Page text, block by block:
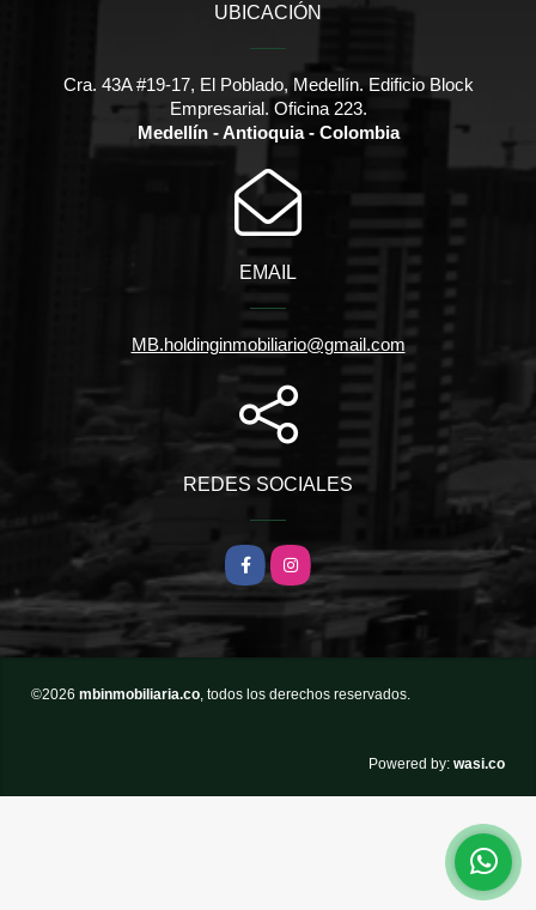
UBICACIÓN
Cra. 43A #19-17, El Poblado, Medellín. Edificio Block
Empresarial. Oficina 223.
Medellín - Antioquia - Colombia
EMAIL
MB.holdinginmobiliario@gmail.com
REDES SOCIALES
FacebookInstagram
©2026 mbinmobiliaria.co , todos los derechos reservados.
Powered by: wasi.co